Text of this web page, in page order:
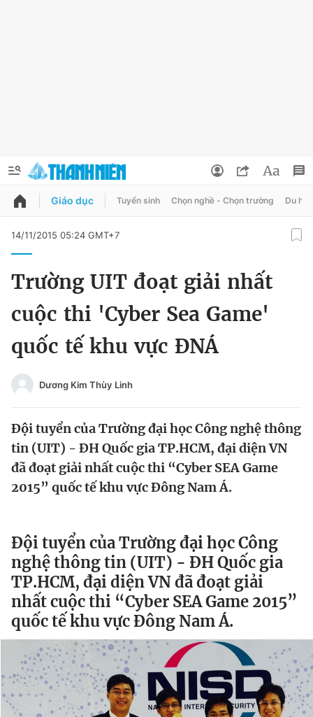
QUẢNG CÁO ĐẶT BÁO
Chuyên mục khác
Chào ngày mới
Video Magazine
Thông tin tòa soạn Liên hệ quảng cáo
Đọc Thanh Niên trên điện thoại
Đổi mật khẩu
Tin đã lưu
Tin đã xem
Đăng xuất
Giáo dục Tuyển sinh Chọn nghề - Chọn trường Du học
14/11/2015 05:24 GMT+7
Trường UIT đoạt giải nhất
cuộc thi 'Cyber Sea Game'
quốc tế khu vực ĐNÁ
Dương Kim Thùy Linh
Đội tuyển của Trường đại học Công nghệ thông
tin (UIT) - ĐH Quốc gia TP.HCM, đại diện VN
đã đoạt giải nhất cuộc thi “Cyber SEA Game
2015” quốc tế khu vực Đông Nam Á.
Đội tuyển của Trường đại học Công
nghệ thông tin (UIT) - ĐH Quốc gia
TP.HCM, đại diện VN đã đoạt giải
nhất cuộc thi “Cyber SEA Game 2015”
quốc tế khu vực Đông Nam Á.